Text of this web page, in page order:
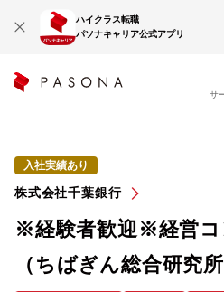
ハイクラス転職
パソナキャリア公式アプリ
サ
入社実績あり
株式会社千葉銀行
※経験者歓迎※経営コ
（ちばぎん総合研究所